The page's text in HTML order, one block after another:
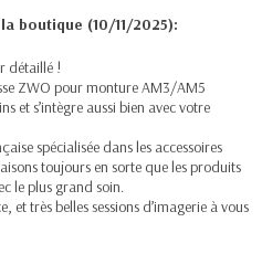
boutique (10/11/2025):
détaillé !
ZWO pour monture AM3/AM5
et s’intègre aussi bien avec votre
spécialisée dans les accessoires
toujours en sorte que les produits
le plus grand soin.
très belles sessions d’imagerie à vous